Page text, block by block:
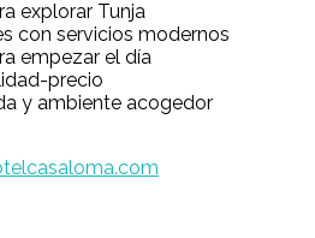
explorar Tunja
con servicios modernos
empezar el día
precio
y ambiente acogedor